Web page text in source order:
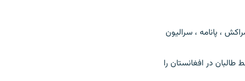
، پانامه ، سرالیون
در افغانستان را